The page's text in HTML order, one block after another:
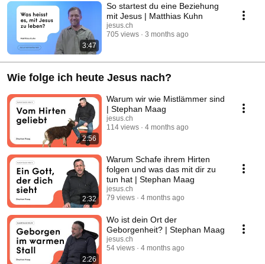
3:47
So startest du eine Beziehung
mit Jesus | Matthias Kuhn
jesus.ch
705 views
3 months ago
Wie folge ich heute Jesus nach?
2:56
Warum wir wie Mistlämmer sind
| Stephan Maag
jesus.ch
114 views
4 months ago
2:32
Warum Schafe ihrem Hirten
folgen und was das mit dir zu
tun hat | Stephan Maag
jesus.ch
79 views
4 months ago
2:26
Wo ist dein Ort der
Geborgenheit? | Stephan Maag
jesus.ch
54 views
4 months ago